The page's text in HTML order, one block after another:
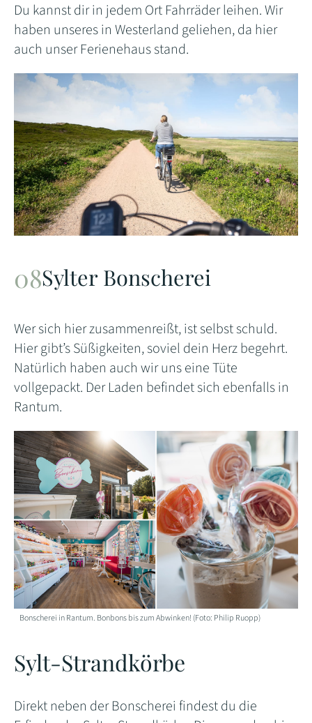
Du kannst dir in jedem Ort Fahrräder leihen. Wir
haben unseres in Westerland geliehen, da hier
auch unser Ferienehaus stand.
Sylter Bonscherei
Wer sich hier zusammenreißt, ist selbst schuld.
Hier gibt’s Süßigkeiten, soviel dein Herz begehrt.
Natürlich haben auch wir uns eine Tüte
vollgepackt. Der Laden befindet sich ebenfalls in
Rantum.
Bonscherei in Rantum. Bonbons bis zum Abwinken! (Foto: Philip Ruopp)
Sylt-Strandkörbe
Direkt neben der Bonscherei findest du die